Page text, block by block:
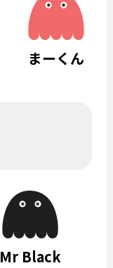
まーくん
Mr Black